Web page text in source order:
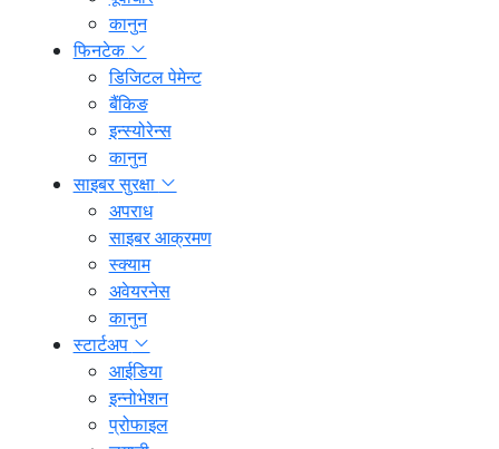
कानुन
फिनटेक
डिजिटल पेमेन्ट
बैंकिङ
इन्स्योरेन्स
कानुन
साइबर सुरक्षा
अपराध
साइबर आक्रमण
स्क्याम
अवेयरनेस
कानुन
स्टार्टअप
आईडिया
इन्नोभेशन
प्रोफाइल